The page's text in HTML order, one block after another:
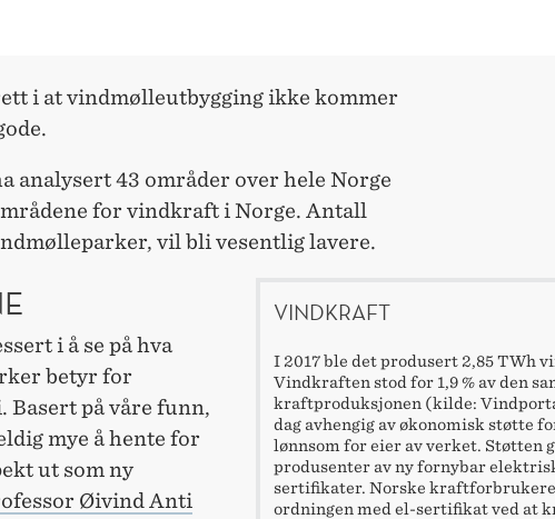
i at vindmølleutbygging ikke kommer
analysert 43 områder over hele Norge
for vindkraft i Norge. Antall
vil bli vesentlig lavere.
VINDKRAFT
I 2017 ble det produsert 2,85 TWh
Vindkraften stod for 1,9 % av den
kraftproduksjonen (kilde:
dag avhengig av økonomisk støtte
lønnsom for eier av verket. Støtten
produsenter av ny fornybar
sertifikater. Norske
ordningen med el-sertifikat ved at
i å se på hva
betyr for
Basert på våre funn,
mye å hente for
ut som ny
Øivind Anti